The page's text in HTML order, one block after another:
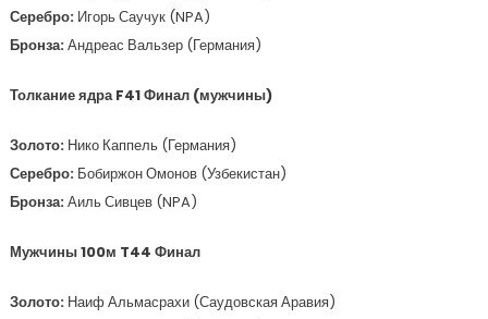
Серебро: Игорь Саучук (NPA)
Бронза:Андреас Вальзер (Германия)
Толкание ядра F41 Финал (мужчины)
Золото: Нико Каппель (Германия)
Серебро: Бобиржон Омонов (Узбекистан)
Бронза:Аиль Сивцев (NPA)
Мужчины 100м T44 Финал
Золото: Наиф Альмасрахи (Саудовская Аравия)